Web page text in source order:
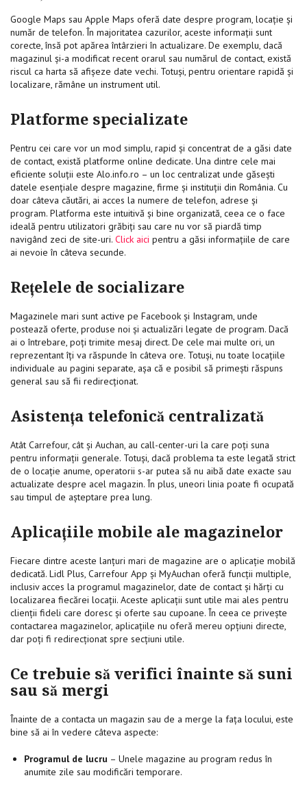
Google Maps sau Apple Maps oferă date despre program, locație și
număr de telefon. În majoritatea cazurilor, aceste informații sunt
corecte, însă pot apărea întârzieri în actualizare. De exemplu, dacă
magazinul și-a modificat recent orarul sau numărul de contact, există
riscul ca harta să afișeze date vechi. Totuși, pentru orientare rapidă și
localizare, rămâne un instrument util.
Platforme specializate
Pentru cei care vor un mod simplu, rapid și concentrat de a găsi date
de contact, există platforme online dedicate. Una dintre cele mai
eficiente soluții este Alo.info.ro – un loc centralizat unde găsești
datele esențiale despre magazine, firme și instituții din România. Cu
doar câteva căutări, ai acces la numere de telefon, adrese și
program. Platforma este intuitivă și bine organizată, ceea ce o face
ideală pentru utilizatori grăbiți sau care nu vor să piardă timp
navigând zeci de site-uri. Click aici pentru a găsi informațiile de care
ai nevoie în câteva secunde.
Rețelele de socializare
Magazinele mari sunt active pe Facebook și Instagram, unde
postează oferte, produse noi și actualizări legate de program. Dacă
ai o întrebare, poți trimite mesaj direct. De cele mai multe ori, un
reprezentant îți va răspunde în câteva ore. Totuși, nu toate locațiile
individuale au pagini separate, așa că e posibil să primești răspuns
general sau să fii redirecționat.
Asistența telefonică centralizată
Atât Carrefour, cât și Auchan, au call-center-uri la care poți suna
pentru informații generale. Totuși, dacă problema ta este legată strict
de o locație anume, operatorii s-ar putea să nu aibă date exacte sau
actualizate despre acel magazin. În plus, uneori linia poate fi ocupată
sau timpul de așteptare prea lung.
Aplicațiile mobile ale magazinelor
Fiecare dintre aceste lanțuri mari de magazine are o aplicație mobilă
dedicată. Lidl Plus, Carrefour App și MyAuchan oferă funcții multiple,
inclusiv acces la programul magazinelor, date de contact și hărți cu
localizarea fiecărei locații. Aceste aplicații sunt utile mai ales pentru
clienții fideli care doresc și oferte sau cupoane. În ceea ce privește
contactarea magazinelor, aplicațiile nu oferă mereu opțiuni directe,
dar poți fi redirecționat spre secțiuni utile.
Ce trebuie să verifici înainte să suni
sau să mergi
Înainte de a contacta un magazin sau de a merge la fața locului, este
bine să ai în vedere câteva aspecte:
Programul de lucru – Unele magazine au program redus în
anumite zile sau modificări temporare.